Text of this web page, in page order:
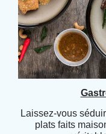
Laissez-vous
plats faits